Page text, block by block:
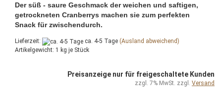
Der süß - saure Geschmack der weichen und saftigen,
getrockneten Cranberrys machen sie zum perfekten
Snack für zwischendurch.
Lieferzeit: ca. 4-5 Tage (Ausland abweichend)
Artikelgewicht: 1 kg je Stück
Preisanzeige nur für freigeschaltete Kunden
zzgl. 7% MwSt. zzgl. Versand